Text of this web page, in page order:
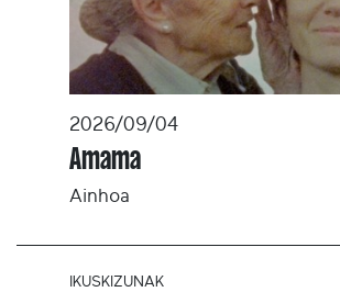
2026/09/04
Amama
Ainhoa
IKUSKIZUNAK